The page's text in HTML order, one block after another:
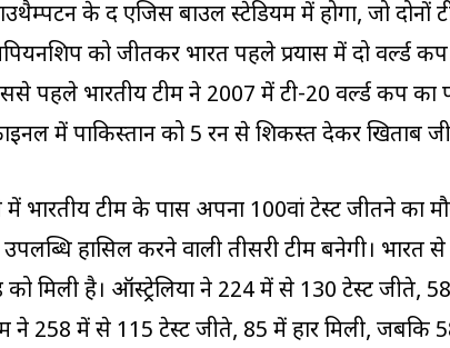
के द एजिस बाउल स्टेडियम में होगा, जो दोनों
को जीतकर भारत पहले प्रयास में दो वर्ल्ड
पहले भारतीय टीम ने 2007 में टी-20 वर्ल्ड कप
में पाकिस्तान को 5 रन से शिकस्त देकर खिताब
में भारतीय टीम के पास अपना 100वां टेस्ट जीतने का
हासिल करने वाली तीसरी टीम बनेगी। भारत से
मिली है। ऑस्ट्रेलिया ने 224 में से 130 टेस्ट जीते,
ने 258 में से 115 टेस्ट जीते, 85 में हार मिली, जबकि 58